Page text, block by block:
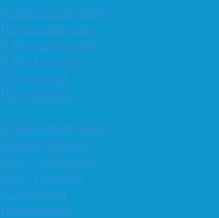
Klubbmesterskapet
Høstturneringen
KM i hurtigsjakk
KM i lynsjakk
Vår-konrad
Høst-konrad
Klubbmesterskapet
Høstturneringen
KM i hurtigsjakk
KM i lynsjakk
Vår-konrad
Høst-konrad